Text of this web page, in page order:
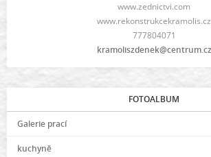
www.zednictvi.com
www.rekonstrukcekramolis.cz
777804071
kramoliszdenek@centrum.cz
FOTOALBUM
Galerie prací
kuchyně